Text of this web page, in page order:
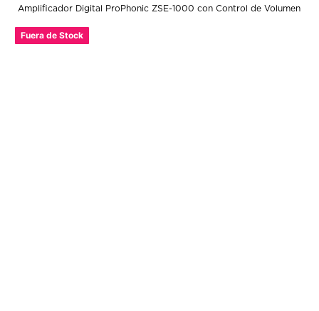
Amplificador Digital ProPhonic ZSE-1000 con Control de Volumen
Fuera de Stock